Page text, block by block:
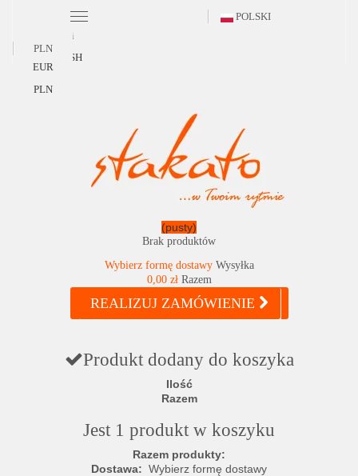
POLSKI
Polski
ENGLISH
PLN
EUR
PLN
(pusty)
Brak produktów
Wybierz formę dostawy Wysyłka
0,00 zł Razem
REALIZUJ ZAMÓWIENIE
Produkt dodany do koszyka
Ilość
Razem
Jest 1 produkt w koszyku
Razem produkty:
Dostawa: Wybierz formę dostawy